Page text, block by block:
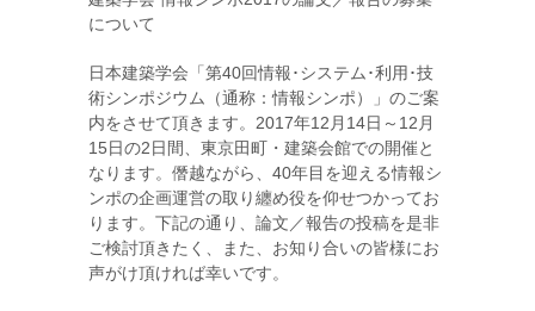
について
日本建築学会「第40回情報･システム･利用･技
術シンポジウム（通称：情報シンポ）」のご案
内をさせて頂きます。2017年12月14日～12月
15日の2日間、東京田町・建築会館での開催と
なります。僭越ながら、40年目を迎える情報シ
ンポの企画運営の取り纏め役を仰せつかってお
ります。下記の通り、論文／報告の投稿を是非
ご検討頂きたく、また、お知り合いの皆様にお
声がけ頂ければ幸いです。